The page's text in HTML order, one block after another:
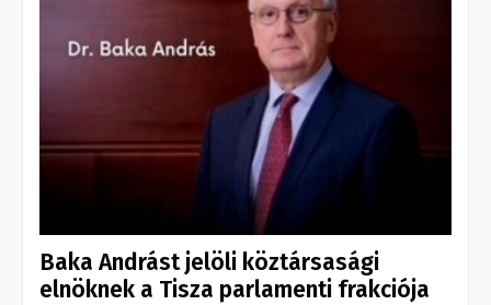
Baka Andrást jelöli köztársasági
elnöknek a Tisza parlamenti frakciója